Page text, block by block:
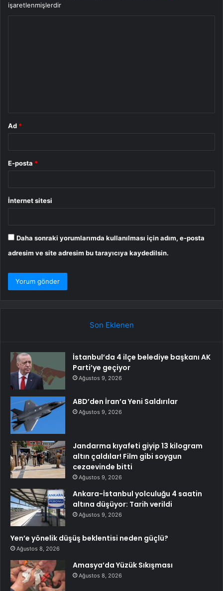
işaretlenmişlerdir
Ad *
E-posta *
İnternet sitesi
Daha sonraki yorumlarımda kullanılması için adım, e-posta
adresim ve site adresim bu tarayıcıya kaydedilsin.
Son Eklenen
İstanbul’da 4 ilçe belediye başkanı AK
Parti’ye geçiyor
Ağustos 9, 2026
ABD’den İran’a Yeni Saldırılar
Ağustos 9, 2026
Jandarma kıyafeti giyip 13 kilogram
altın çaldılar! Film gibi soygun
cezaevinde bitti
Ağustos 9, 2026
Ankara-İstanbul yolculuğu 4 saatin
altına düşüyor: Tarih verildi
Ağustos 9, 2026
Yen’e yönelik düşüş beklentisi neden güçlü?
Ağustos 8, 2026
Amasya’da Yüzük Sıkışması
Ağustos 8, 2026